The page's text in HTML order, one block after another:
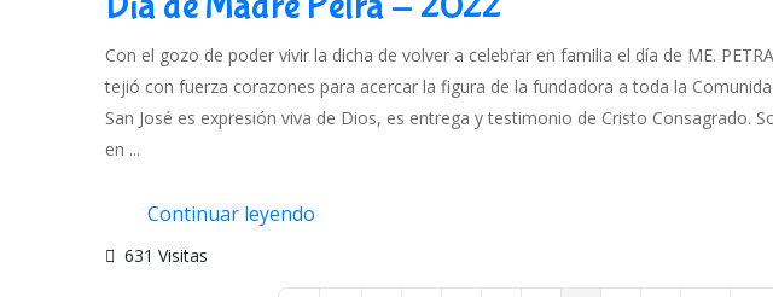
Con el gozo de poder vivir la dicha de volver a celebrar en familia el día de ME.
tejió con fuerza corazones para acercar la figura de la fundadora a toda la
San José es expresión viva de Dios, es entrega y testimonio de Cristo Consagrado.
en ...
Continuar leyendo
631 Visitas